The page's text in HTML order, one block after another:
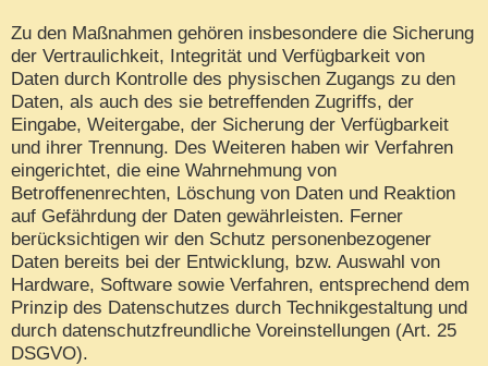
Zu den Maßnahmen gehören insbesondere die Sicherung
der Vertraulichkeit, Integrität und Verfügbarkeit von
Daten durch Kontrolle des physischen Zugangs zu den
Daten, als auch des sie betreffenden Zugriffs, der
Eingabe, Weitergabe, der Sicherung der Verfügbarkeit
und ihrer Trennung. Des Weiteren haben wir Verfahren
eingerichtet, die eine Wahrnehmung von
Betroffenenrechten, Löschung von Daten und Reaktion
auf Gefährdung der Daten gewährleisten. Ferner
berücksichtigen wir den Schutz personenbezogener
Daten bereits bei der Entwicklung, bzw. Auswahl von
Hardware, Software sowie Verfahren, entsprechend dem
Prinzip des Datenschutzes durch Technikgestaltung und
durch datenschutzfreundliche Voreinstellungen (Art. 25
DSGVO).